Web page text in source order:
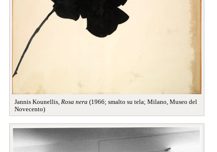
Jannis Kounellis, Rosa nera (1966; smalto su tela; Milano, Museo del
Novecento)